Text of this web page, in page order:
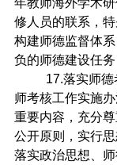
年教师海外学术
修人员的联系，
构建师德监督体
负的师德建设任
17.落实师德
师考核工作实施
重要内容，充分
公开原则，实行
落实政治思想、